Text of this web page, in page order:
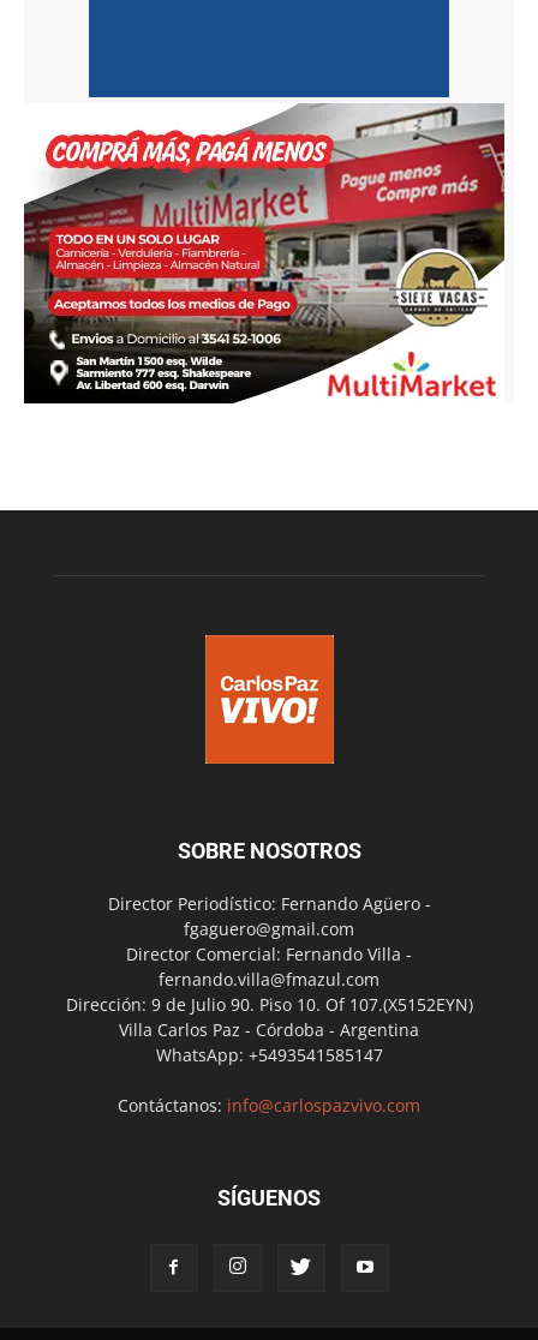
SOBRE NOSOTROS
Director Periodístico: Fernando Agüero -
fgaguero@gmail.com
Director Comercial: Fernando Villa -
fernando.villa@fmazul.com
Dirección: 9 de Julio 90. Piso 10. Of 107.(X5152EYN)
Villa Carlos Paz - Córdoba - Argentina
WhatsApp: +5493541585147
Contáctanos: info@carlospazvivo.com
SÍGUENOS